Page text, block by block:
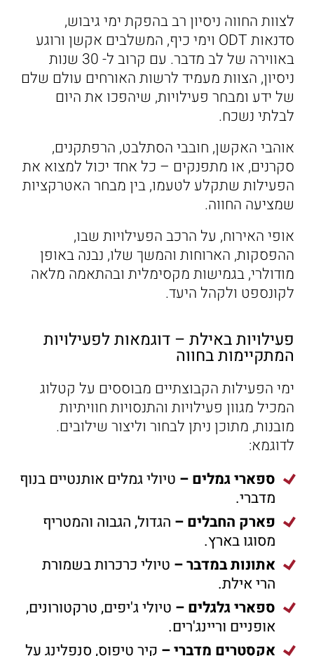
לצוות החווה ניסיון רב בהפקת ימי גיבוש,
סדנאות ODT וימי כיף, המשלבים אקשן ורוגע
באווירה של לב מדבר. עם קרוב ל- 30 שנות
ניסיון, הצוות מעמיד לרשות האורחים עולם שלם
של ידע ומבחר פעילויות, שיהפכו את היום
לבלתי נשכח.
אוהבי האקשן, חובבי הסתלבט, הרפתקנים,
סקרנים, או מתפנקים – כל אחד יכול למצוא את
הפעילות שתקלע לטעמו, בין מבחר האטרקציות
שמציעה החווה.
אופי האירוח, על הרכב הפעילויות שבו,
ההפסקות, הארוחות והמשך שלו, נבנה באופן
מודולרי, בגמישות מקסימלית ובהתאמה מלאה
לקונספט ולקהל היעד.
פעילויות באילת – דוגמאות לפעילויות
המתקיימות בחווה
ימי הפעילות הקבוצתיים מבוססים על קטלוג
המכיל מגוון פעילויות והתנסויות חוויתיות
מובנות, מתוכן ניתן לבחור וליצור שילובים.
לדוגמא:
ספארי גמלים – טיולי גמלים אותנטיים בנוף
מדברי.
פארק החבלים – הגדול, הגבוה והמטריף
מסוגו בארץ.
אתונות במדבר – טיולי כרכרות בשמורת
הרי אילת.
ספארי גלגלים – טיולי ג'יפים, טרקטורונים,
אופניים וריינג'רים.
אקסטרים מדברי – קיר טיפוס, סנפלינג על